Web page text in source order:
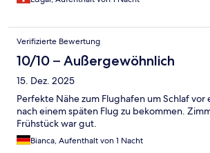
Verifizierte Bewertung
10/10 – Außergewöhnlich
15. Dez. 2025
Perfekte Nähe zum Flughafen um Schlaf
nach einem späten Flug zu bekommen.
Frühstück war gut.
Bianca, Aufenthalt von 1 Nacht